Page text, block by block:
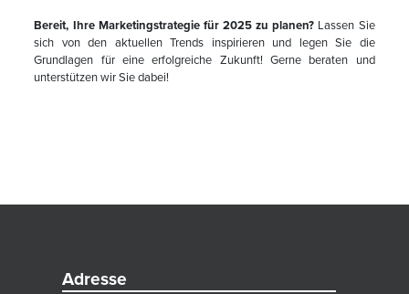
Bereit, Ihre Marketingstrategie für 2025 zu planen? Lassen Sie
sich von den aktuellen Trends inspirieren und legen Sie die
Grundlagen für eine erfolgreiche Zukunft! Gerne beraten und
unterstützen wir Sie dabei!
Adresse